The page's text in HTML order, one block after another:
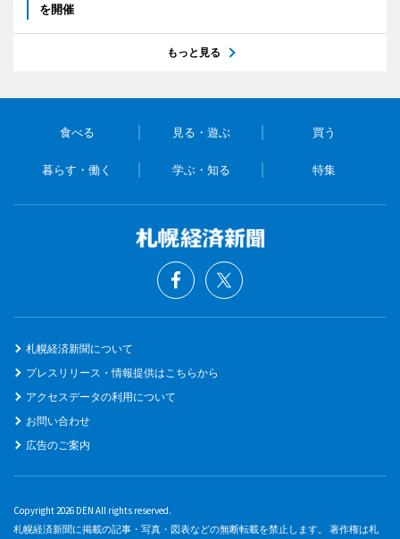
を開催
もっと見る
食べる 見る・遊ぶ 買う
暮らす・働く 学ぶ・知る 特集
札幌経済新聞について
プレスリリース・情報提供はこちらから
アクセスデータの利用について
お問い合わせ
広告のご案内
Copyright 2026 DEN All rights reserved.
札幌経済新聞に掲載の記事・写真・図表などの無断転載を禁止します。 著作権は札